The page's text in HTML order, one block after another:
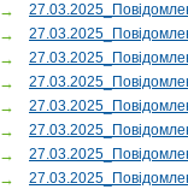
→
→
→
→
→
→
→
→